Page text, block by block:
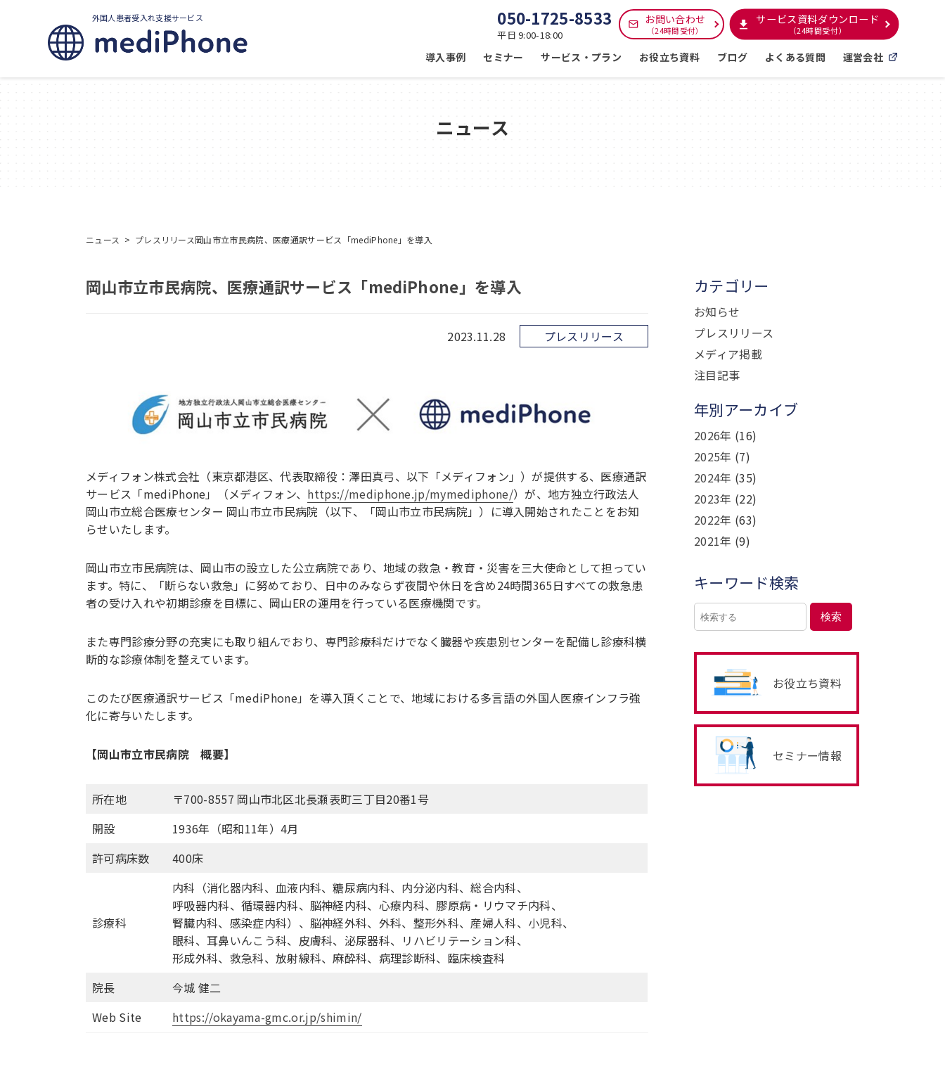
外国人患者受入れ支援サービス 050-1725-8533
平日 9:00-18:00
お問い合わせ
（24時間受付）
サービス資料ダウンロード
（24時間受付）
導入事例 セミナー サービス・プラン お役立ち資料 ブログ よくある質問 運営会社
ニュース
ニュース > プレスリリース岡山市立市民病院、医療通訳サービス「mediPhone」を導入
岡山市立市民病院、医療通訳サービス「mediPhone」を導入
2023.11.28 プレスリリース
メディフォン株式会社（東京都港区、代表取締役：澤田真弓、以下「メディフォン」）が提供する、医療通訳
サービス「mediPhone」（メディフォン、 https://mediphone.jp/mymediphone/）が、地方独立行政法人
岡山市立総合医療センター 岡山市立市民病院（以下、「岡山市立市民病院」）に導入開始されたことをお知
らせいたします。
岡山市立市民病院は、岡山市の設立した公立病院であり、地域の救急・教育・災害を三大使命として担ってい
ます。特に、「断らない救急」に努めており、日中のみならず夜間や休日を含め24時間365日すべての救急患
者の受け入れや初期診療を目標に、岡山ERの運用を行っている医療機関です。
また専門診療分野の充実にも取り組んでおり、専門診療科だけでなく臓器や疾患別センターを配備し診療科横
断的な診療体制を整えています。
このたび医療通訳サービス「mediPhone」を導入頂くことで、地域における多言語の外国人医療インフラ強
化に寄与いたします。
【岡山市立市民病院 概要】
所在地
〒700-8557 岡山市北区北長瀬表町三丁目20番1号
開設
1936年（昭和11年）4月
許可病床数
400床
診療科
内科（消化器内科、血液内科、糖尿病内科、内分泌内科、総合内科、
呼吸器内科、循環器内科、脳神経内科、心療内科、膠原病・リウマチ内科、
腎臓内科、感染症内科）、脳神経外科、外科、整形外科、産婦人科、小児科、
眼科、耳鼻いんこう科、皮膚科、泌尿器科、リハビリテーション科、
形成外科、救急科、放射線科、麻酔科、病理診断科、臨床検査科
院長
今城 健二
Web Site
https://okayama-gmc.or.jp/shimin/
カテゴリー
お知らせ
プレスリリース
メディア掲載
注目記事
年別アーカイブ
2026年 (16)
2025年 (7)
2024年 (35)
2023年 (22)
2022年 (63)
2021年 (9)
キーワード検索
検索
お役立ち資料
セミナー情報